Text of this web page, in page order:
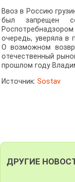
Ввоз в Россию
был запрещен
очередь, уверяла в
О возможном
отечественный
прошлом году
Источник: Sostav
ДРУГИЕ